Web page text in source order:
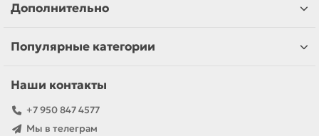
Дополнительно
Популярные категории
Наши контакты
+7 950 847 4577
Мы в телеграм